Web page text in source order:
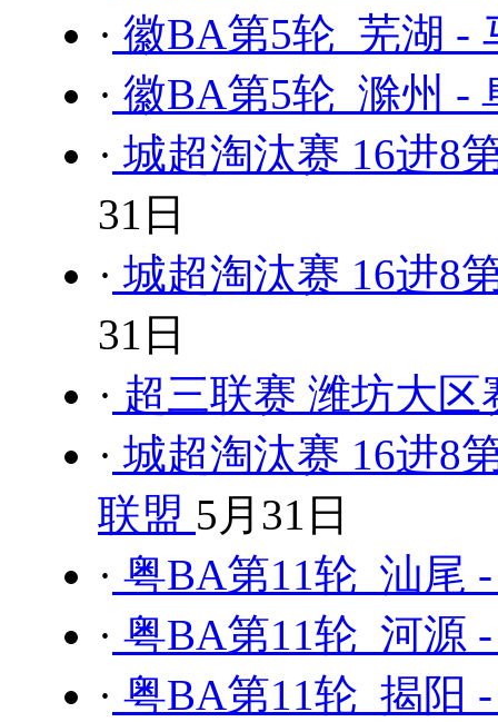
· 徽BA第5轮 芜湖 -
· 徽BA第5轮 滁州 -
· 城超淘汰赛 16进8
31日
· 城超淘汰赛 16进8
31日
· 超三联赛 潍坊大
· 城超淘汰赛 16进8
联盟 5月31日
· 粤BA第11轮 汕尾
· 粤BA第11轮 河源
· 粤BA第11轮 揭阳